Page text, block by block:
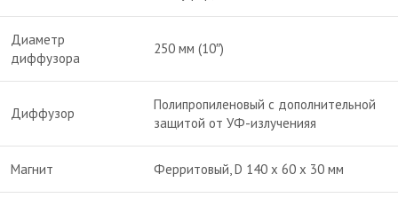
Диаметр
диффузора
250 мм (10″)
Диффузор
Полипропиленовый с дополнительной
защитой от УФ-излученияя
Магнит Ферритовый, D 140 х 60 х 30 мм